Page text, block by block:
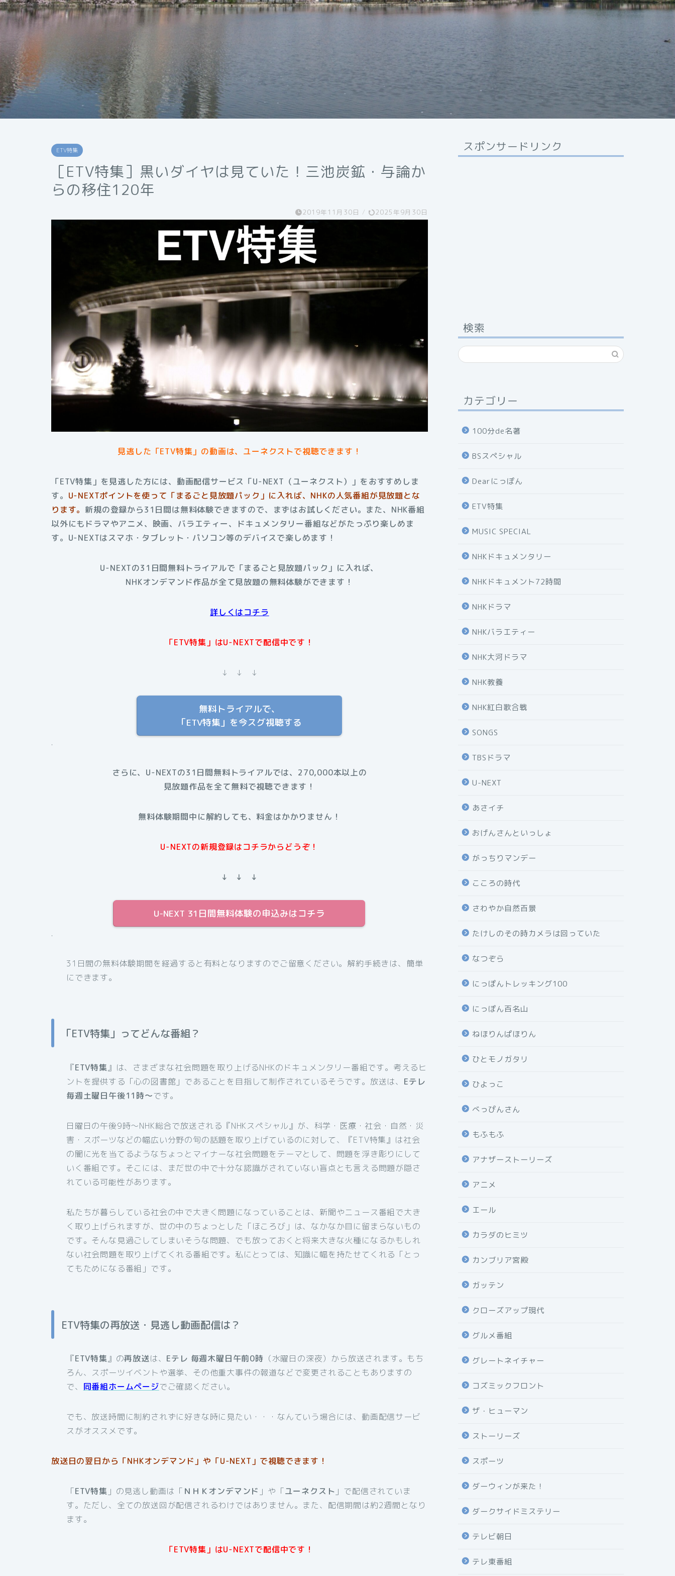
ETV特集
［ETV特集］黒いダイヤは見ていた！三池炭鉱・与論か
らの移住120年
2019年11月30日 / 2025年9月30日
見逃した「ETV特集」の動画は、ユーネクストで視聴できます！
「ETV特集」を見逃した方には、動画配信サービス「U-NEXT（ユーネクスト）」をおすすめしま
す。 U-NEXTポイントを使って「まるごと見放題パック」に入れば、NHKの人気番組が見放題とな
ります。 新規の登録から31日間は無料体験できますので、まずはお試しください。また、NHK番組
以外にもドラマやアニメ、映画、バラエティー、ドキュメンタリー番組などがたっぷり楽しめま
す。U-NEXTはスマホ・タブレット・パソコン等のデバイスで楽しめます！
U-NEXTの31日間無料トライアルで「まるごと見放題パック」に入れば、
NHKオンデマンド作品が全て見放題の無料体験ができます！
詳しくはコチラ
「ETV特集」はU-NEXTで配信中です！
↓ ↓ ↓
無料トライアルで、
「ETV特集」を今スグ視聴する
.
さらに、U-NEXTの31日間無料トライアルでは、270,000本以上の
見放題作品を全て無料で視聴できます！
無料体験期間中に解約しても、料金はかかりません！
U-NEXTの新規登録はコチラからどうぞ！
↓ ↓ ↓
U-NEXT 31日間無料体験の申込みはコチラ
.
31日間の無料体験期間を経過すると有料となりますのでご留意ください。解約手続きは、簡単
にできます。
「ETV特集」ってどんな番組？
『ETV特集』は、さまざまな社会問題を取り上げるNHKのドキュメンタリー番組です。考えるヒ
ントを提供する「心の図書館」であることを目指して制作されているそうです。放送は、 Eテレ
毎週土曜日午後11時～です。
日曜日の午後9時～NHK総合で放送される『NHKスペシャル』が、科学・医療・社会・自然・災
害・スポーツなどの幅広い分野の旬の話題を取り上げているのに対して、『ETV特集』は社会
の闇に光を当てるようなちょっとマイナーな社会問題をテーマとして、問題を浮き彫りにして
いく番組です。そこには、まだ世の中で十分な認識がされていない盲点とも言える問題が隠さ
れている可能性があります。
私たちが暮らしている社会の中で大きく問題になっていることは、新聞やニュース番組で大き
く取り上げられますが、世の中のちょっとした「ほころび」は、なかなか目に留まらないもの
です。そんな見過ごしてしまいそうな問題、でも放っておくと将来大きな火種になるかもしれ
ない社会問題を取り上げてくれる番組です。私にとっては、知識に幅を持たせてくれる「とっ
てもためになる番組」です。
ETV特集の再放送・見逃し動画配信は？
『ETV特集』の再放送は、 Eテレ 毎週木曜日午前0時 （水曜日の深夜）から放送されます。もち
ろん、スポーツイベントや選挙、その他重大事件の報道などで変更されることもありますの
で、 同番組ホームページでご確認ください。
でも、放送時間に制約されずに好きな時に見たい・・・なんていう場合には、動画配信サービ
スがオススメです。
放送日の翌日から「NHKオンデマンド」や「U-NEXT」で視聴できます！
「ETV特集 」の見逃し動画は「 ＮＨＫオンデマンド 」や「ユーネクスト 」で配信されていま
す。ただし、全ての放送回が配信されるわけではありません。また、配信期間は約2週間となり
ます。
「ETV特集」はU-NEXTで配信中です！
スポンサードリンク
検索
カテゴリー
100分de名著
BSスペシャル
Dearにっぽん
ETV特集
MUSIC SPECIAL
NHKドキュメンタリー
NHKドキュメント72時間
NHKドラマ
NHKバラエティー
NHK大河ドラマ
NHK教養
NHK紅白歌合戦
SONGS
TBSドラマ
U-NEXT
あさイチ
おげんさんといっしょ
がっちりマンデー
こころの時代
さわやか自然百景
たけしのその時カメラは回っていた
なつぞら
にっぽんトレッキング100
にっぽん百名山
ねほりんぱほりん
ひとモノガタリ
ひよっこ
べっぴんさん
もふもふ
アナザーストーリーズ
アニメ
エール
カラダのヒミツ
カンブリア宮殿
ガッテン
クローズアップ現代
グルメ番組
グレートネイチャー
コズミックフロント
ザ・ヒューマン
ストーリーズ
スポーツ
ダーウィンが来た！
ダークサイドミステリー
テレビ朝日
テレ東番組